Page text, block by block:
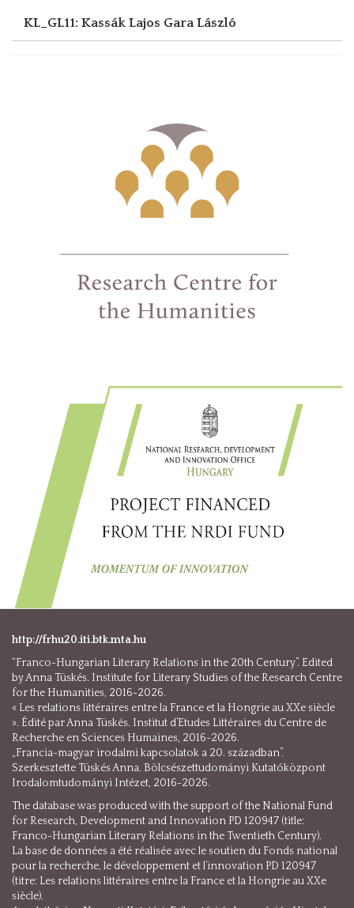
KL_GL11: Kassák Lajos Gara László
http://frhu20.iti.btk.mta.hu
“Franco-Hungarian Literary Relations in the 20th Century”. Edited
by Anna Tüskés. Institute for Literary Studies of the Research Centre
for the Humanities, 2016-2026.
« Les relations littéraires entre la France et la Hongrie au XXe siècle
». Édité par Anna Tüskés. Institut d’Etudes Littéraires du Centre de
Recherche en Sciences Humaines, 2016-2026.
„Francia-magyar irodalmi kapcsolatok a 20. században”.
Szerkesztette Tüskés Anna. Bölcsészettudományi Kutatóközpont
Irodalomtudományi Intézet, 2016-2026.
The database was produced with the support of the National Fund
for Research, Development and Innovation PD 120947 (title:
Franco-Hungarian Literary Relations in the Twentieth Century).
La base de données a été réalisée avec le soutien du Fonds national
pour la recherche, le développement et l’innovation PD 120947
(titre: Les relations littéraires entre la France et la Hongrie au XXe
siècle).